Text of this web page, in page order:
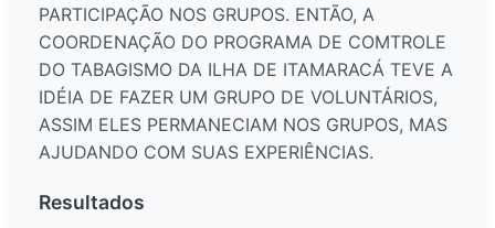
PARTICIPAÇÃO NOS GRUPOS. ENTÃO, A
COORDENAÇÃO DO PROGRAMA DE COMTROLE
DO TABAGISMO DA ILHA DE ITAMARACÁ TEVE A
IDÉIA DE FAZER UM GRUPO DE VOLUNTÁRIOS,
ASSIM ELES PERMANECIAM NOS GRUPOS, MAS
AJUDANDO COM SUAS EXPERIÊNCIAS.
Resultados